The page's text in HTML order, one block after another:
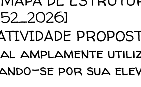
amplamente
se por sua